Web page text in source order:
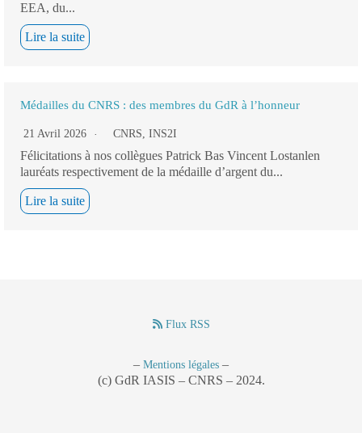
EEA, du...
Lire la suite
Médailles du CNRS : des membres du GdR à l’honneur
21 Avril 2026 CNRS, INS2I
Félicitations à nos collègues Patrick Bas Vincent Lostanlen
lauréats respectivement de la médaille d’argent du...
Lire la suite
Flux RSS
– Mentions légales –
(c) GdR IASIS – CNRS – 2024.